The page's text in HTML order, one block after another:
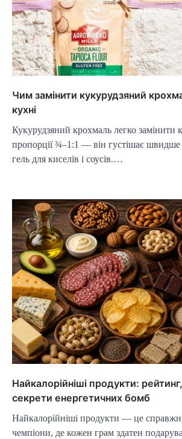
Чим замінити кукурудзяний
кухні
Кукурудзяний крохмаль легко замінити
пропорції ¾–1:1 — він густішає швидше
гель для киселів і соусів.…
Найкалорійніші продукти:
секрети енергетичних бомб
Найкалорійніші продукти — це
чемпіони, де кожен грам здатен